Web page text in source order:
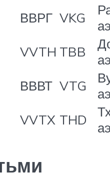
ВВРГ VKG
VVTH TBB
ВВВТ VTG
VVTX THD